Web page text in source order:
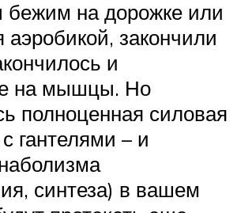
на дорожке или
закончили
и
на мышцы. Но
полноценная силовая
гантелями – и
синтеза) в вашем